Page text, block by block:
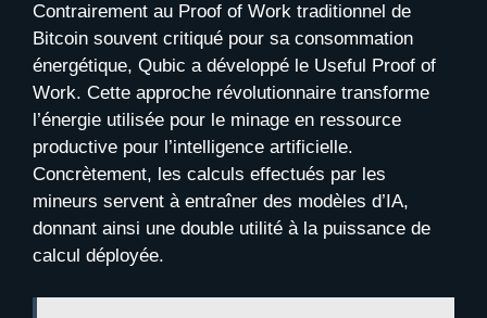
Contrairement au Proof of Work traditionnel de
Bitcoin souvent critiqué pour sa consommation
énergétique, Qubic a développé le Useful Proof of
Work. Cette approche révolutionnaire transforme
l’énergie utilisée pour le minage en ressource
productive pour l’intelligence artificielle.
Concrètement, les calculs effectués par les
mineurs servent à entraîner des modèles d’IA,
donnant ainsi une double utilité à la puissance de
calcul déployée.